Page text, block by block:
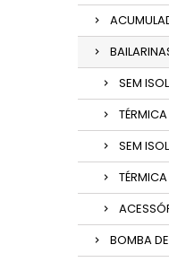
SEM
TÉRMICA
SEM
BOMBA